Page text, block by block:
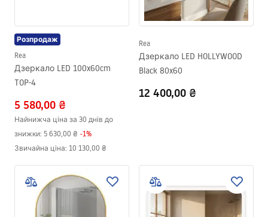
Розпродаж
Rea
Дзеркало LED 100x60cm
TOP-4
5 580,00 ₴
Найнижча ціна за 30 днів до
знижки: 5 630,00 ₴ -1%
Звичайна ціна: 10 130,00 ₴
Rea
Дзеркало LED HOLLYWOOD
Black 80x60
12 400,00 ₴